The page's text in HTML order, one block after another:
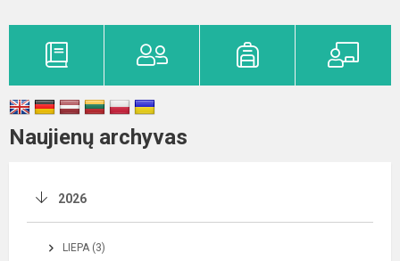
Naujienų archyvas
2026
LIEPA (3)